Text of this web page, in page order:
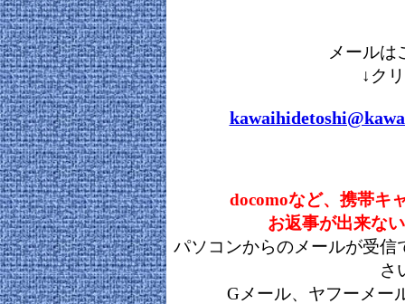
メールは
↓ク
docomoなど、携帯キ
お返事が出来な
パソコンからのメールが受
さ
Gメール、ヤフーメー